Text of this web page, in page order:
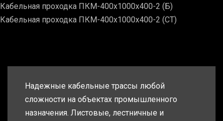
Кабельная проходка ПКМ-400х1000х400-2 (Б)
Кабельная проходка ПКМ-400х1000х400-2 (СТ)
Надежные кабельные трассы любой
сложности на объектах промышленного
назначения. Листовые, лестничные и